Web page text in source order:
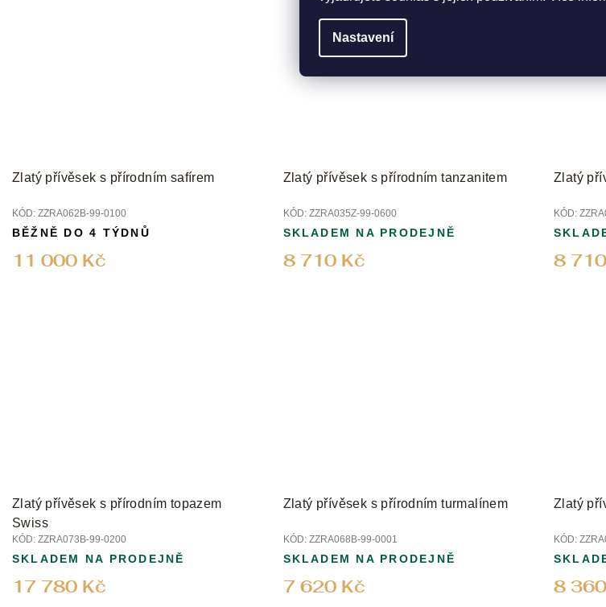
Nastavení
Zlatý přívěsek s přírodním safírem
KÓD: ZZRA062B-99-0100
11 000 Kč
BĚŽNĚ DO 4 TÝDNŮ
Zlatý přívěsek s přírodním tanzanitem
KÓD: ZZRA035Z-99-0600
8 710 Kč
SKLADEM NA PRODEJNĚ
Zlatý
KÓD:
8
Zlatý přívěsek s přírodním topazem
Swiss
KÓD: ZZRA073B-99-0200
17 780 Kč
SKLADEM NA PRODEJNĚ
Zlatý přívěsek s přírodním turmalínem
KÓD: ZZRA068B-99-0001
7 620 Kč
SKLADEM NA PRODEJNĚ
Zlatý
KÓD:
8